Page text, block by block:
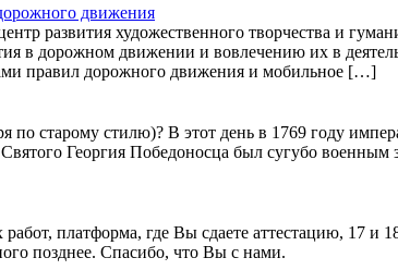
движения
развития художественного творчества и
в дорожном движении и вовлечению их в
правил дорожного движения и мобильное […]
старому стилю)? В этот день в 1769 году
Георгия Победоносца был сугубо военным
платформа, где Вы сдаете аттестацию, 17 и
позднее. Спасибо, что Вы с нами.